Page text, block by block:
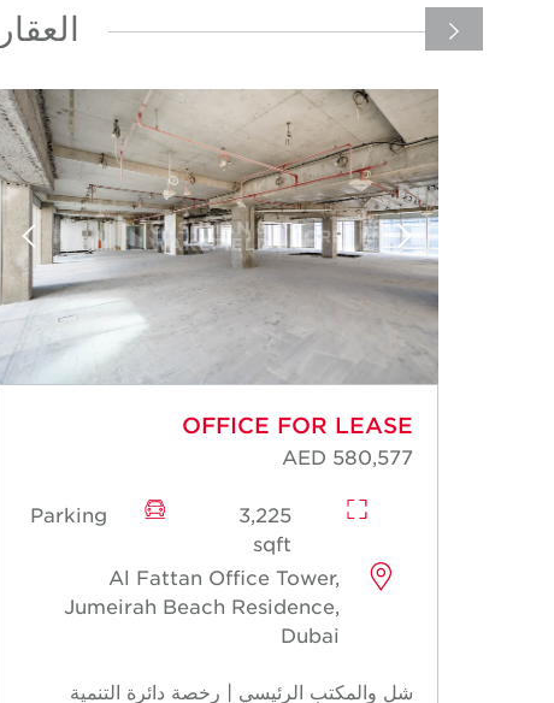
OFFICE FOR LEASE
AED 580,577
3,225
sqft
Parking
Al Fattan Office Tower,
Jumeirah Beach Residence,
Dubai
شل والمكتب الرئيسي | رخصة دائرة التنمية